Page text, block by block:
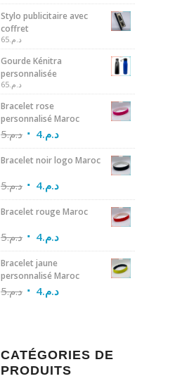
Stylo publicitaire avec
coffret
د.م. 65
Gourde Kénitra
personnalisée
د.م. 65
Bracelet rose
personnalisé Maroc
د.م.5 د.م.4
Bracelet noir logo Maroc
د.م.5 د.م.4
Bracelet rouge Maroc
د.م.5 د.م.4
Bracelet jaune
personnalisé Maroc
د.م.5 د.م.4
CATÉGORIES DE
PRODUITS